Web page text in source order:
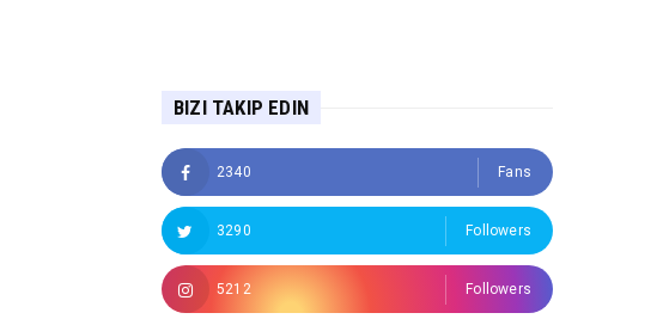
BIZI TAKIP EDIN
2340 Fans
3290 Followers
5212 Followers